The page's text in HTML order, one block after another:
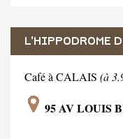
L'HIPPODROME
Café à CALAIS (à
95 AV LOUIS